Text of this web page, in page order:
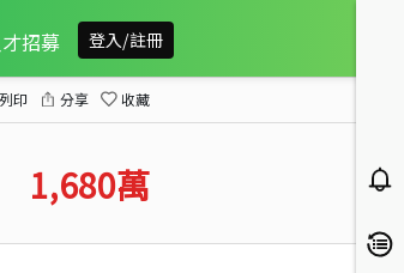
招募 登入/註冊
列印 分享 收藏
1,680萬